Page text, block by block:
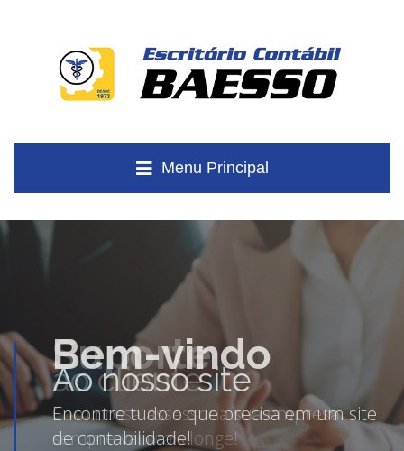
Menu Principal
Suporte
ao cliente
Com nossa assessoria sua empresa
sempre vai mais longe!